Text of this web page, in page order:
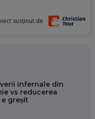
susținut de
infernale din
vs reducerea
greșit